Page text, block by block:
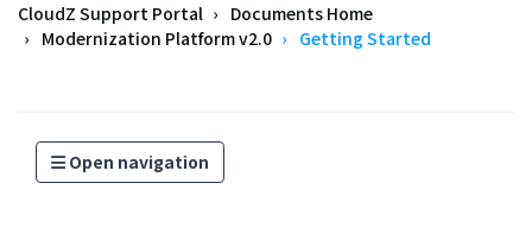
CloudZ Support Portal
Documents Home
Modernization Platform v2.0
Getting Started
Open navigation